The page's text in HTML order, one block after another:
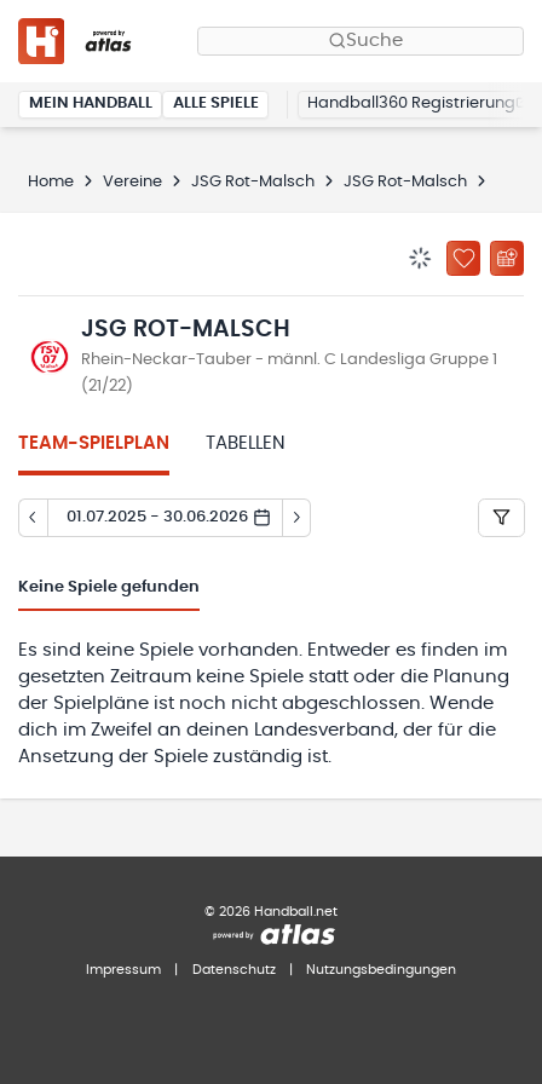
Suche
MEIN HANDBALL ALLE SPIELE Handball360 Registrierung
Home Vereine JSG Rot-Malsch JSG Rot-Malsch
ZU
JSG ROT-MALSCH
Rhein-Neckar-Tauber - männl. C Landesliga Gruppe 1
(21/22)
TEAM-SPIELPLAN TABELLEN
01.07.2025 - 30.06.2026
Keine Spiele gefunden
Es sind keine Spiele vorhanden. Entweder es finden im
gesetzten Zeitraum keine Spiele statt oder die Planung
der Spielpläne ist noch nicht abgeschlossen. Wende
dich im Zweifel an deinen Landesverband, der für die
Ansetzung der Spiele zuständig ist.
© 2026 Handball.net
Impressum Datenschutz Nutzungsbedingungen